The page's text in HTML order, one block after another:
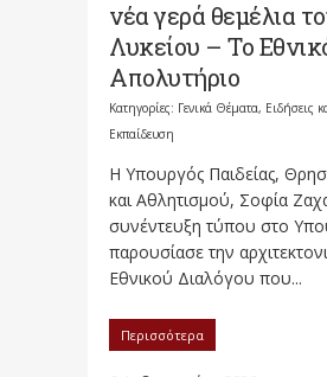
νέα γερά θεμέλια
Λυκείου – Το
Απολυτήριο
Κατηγορίες: Γενικά Θέματα, Ειδήσεις
Εκπαίδευση
Η Υπουργός Παιδείας,
και Αθλητισμού, Σοφία
συνέντευξη τύπου στο
παρουσίασε την
Εθνικού Διαλόγου που...
Περισσότερα